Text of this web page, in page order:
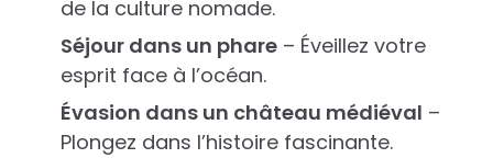
de la culture nomade.
Séjour dans un phare – Éveillez votre
esprit face à l’océan.
Évasion dans un château médiéval –
Plongez dans l’histoire fascinante.